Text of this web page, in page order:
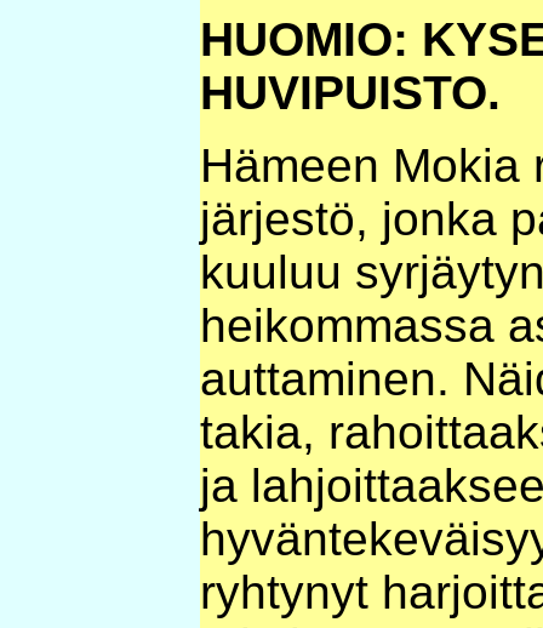
HUOMIO:
HUVIPUISTO.
Hämeen Mokia
järjestö, jonka
kuuluu
heikommassa
auttaminen.
takia,
ja
ryhtynyt